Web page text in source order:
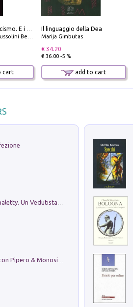
La dottrina del fascismo. E i documenti ufficiali dal 1919 al 1945
Benito
cart
Il linguaggio della Dea
Marija Gimbutas
€ 34.20
€ 36.00 -5 %
add to cart
Pietro Bellotti Detto Canaletty. Un Vedutista Veneziano nella Francia dell'Ancien Régime